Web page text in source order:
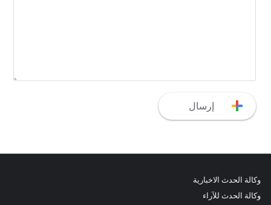
وكالة الحدث الاخبارية
وكالة الحدث للآراء